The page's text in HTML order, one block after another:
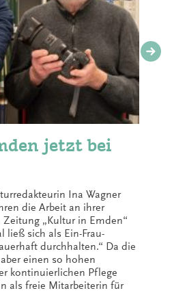
jetzt bei
Ina Wagner
die Arbeit an ihrer
„Kultur in Emden“
ließ sich als Ein-Frau-
durchhalten.“ Da die
einen so hohen
kontinuierlichen Pflege
als freie Mitarbeiterin für